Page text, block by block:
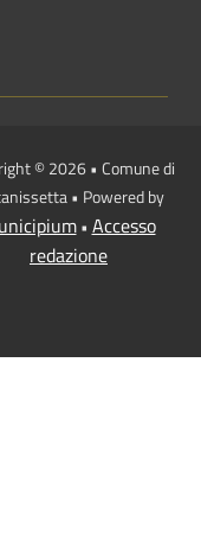
© 2026 • Comune di
• Powered by
• Accesso
redazione